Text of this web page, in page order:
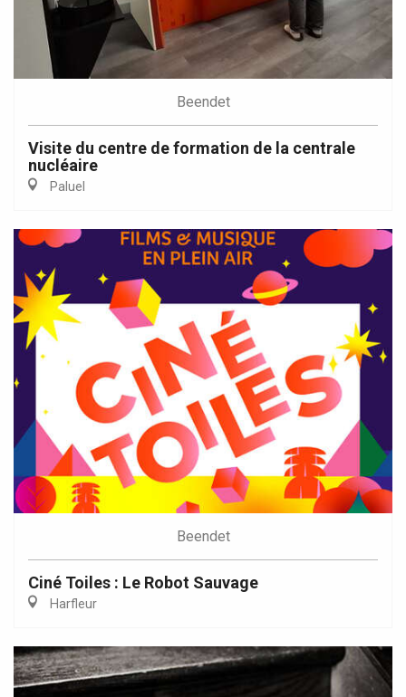
Beendet
Visite du centre de formation de la centrale
nucléaire
Paluel
Beendet
Ciné Toiles : Le Robot Sauvage
Harfleur